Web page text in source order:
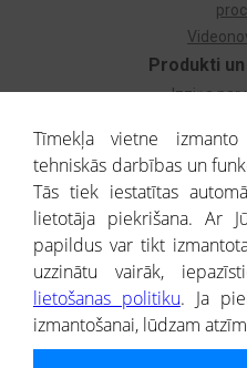
Produkti
Izziņa par
Kredītizziņa par
® CREDITREFORM Latvija
SIA
Tīmekļa vietne izmanto
tehniskās darbības un
Tās tiek iestatītas
lietotāja piekrišana. Ar
papildus var tikt
uzzinātu vairāk,
lietošanas politiku. Ja
izmantošanai, lūdzam